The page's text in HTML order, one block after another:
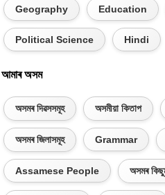
Geography Education
Political Science Hindi
আমাৰ অসম
অসমৰ দিৱসসমূহ অসমীয়া কিতাপ
অসমৰ জিলাসমূহ Grammar
Assamese People অসমৰ